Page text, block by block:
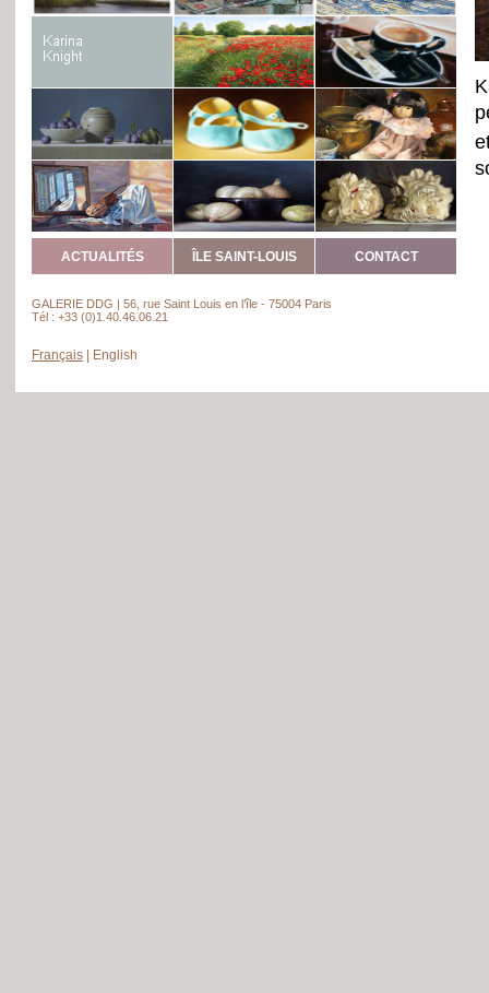
ACTUALITÉS ÎLE SAINT-LOUIS CONTACT
GALERIE DDG | 56, rue Saint Louis en l’île - 75004 Paris
Tél : +33 (0)1.40.46.06.21
Français English